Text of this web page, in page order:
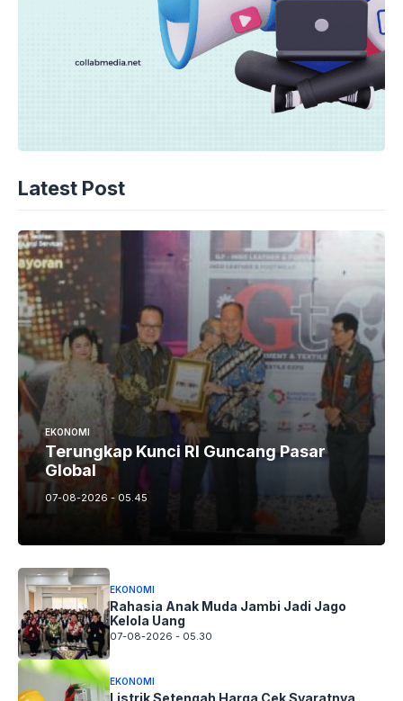
Latest Post
EKONOMI
Terungkap Kunci RI Guncang Pasar
Global
07-08-2026 - 05.45
EKONOMI
Rahasia Anak Muda Jambi Jadi Jago
Kelola Uang
07-08-2026 - 05.30
EKONOMI